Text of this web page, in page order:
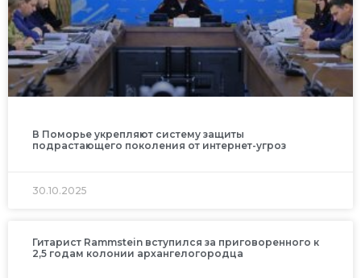
В Поморье укрепляют систему защиты
подрастающего поколения от интернет-угроз
30.10.2025
Гитарист Rammstein вступился за приговоренного к
2,5 годам колонии архангелогородца